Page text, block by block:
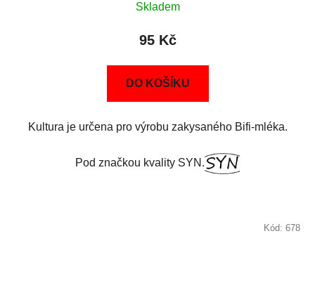
Skladem
95 Kč
DO KOŠÍKU
Kultura je určena pro výrobu zakysaného Bifi-mléka.
Pod značkou kvality SYN.
Kód: 678